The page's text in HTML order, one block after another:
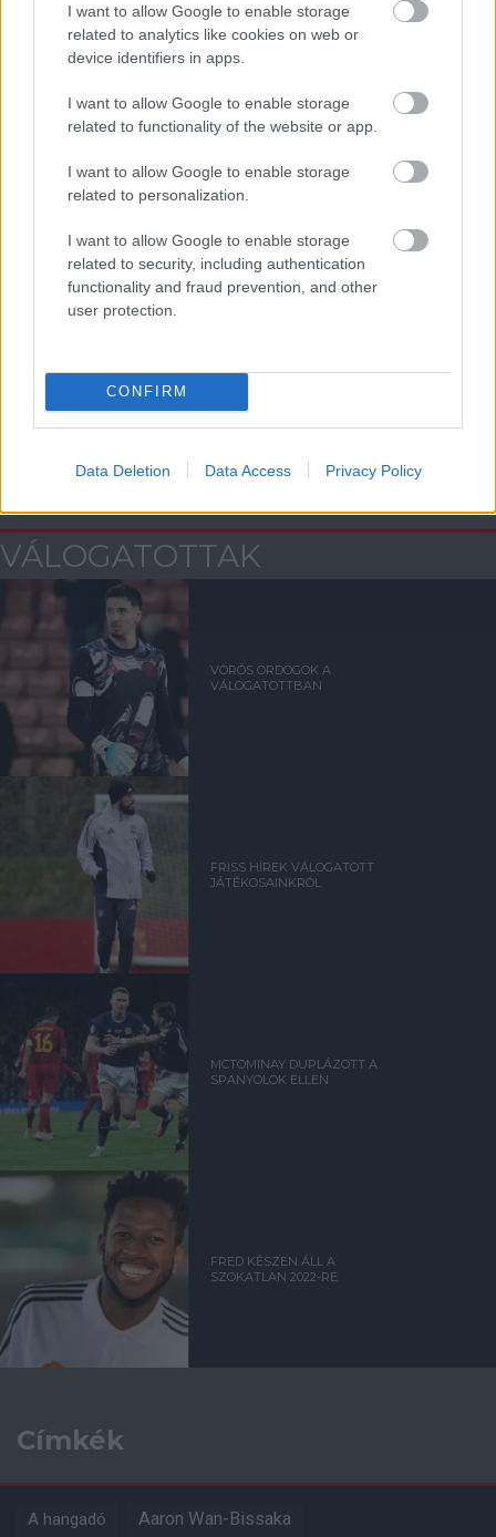
I want to allow Google to enable storage
related to analytics like cookies on web or
device identifiers in apps.
I want to allow Google to enable storage
related to functionality of the website or app.
I want to allow Google to enable storage
related to personalization.
I want to allow Google to enable storage
related to security, including authentication
functionality and fraud prevention, and other
user protection.
CONFIRM
Data Deletion Data Access Privacy Policy
Manchester United
Támogasd adományoddal
a ManUtdFanatics.hu működését!
Kapcsolódó hírek
VÁLOGATOTTAK
VÖRÖS ÖRDÖGÖK A
VÁLOGATOTTBAN
FRISS HÍREK VÁLOGATOTT
JÁTÉKOSAINKRÓL
MCTOMINAY DUPLÁZOTT A
SPANYOLOK ELLEN
FRED KÉSZEN ÁLL A
SZOKATLAN 2022-RE
Címkék
A hangadó Aaron Wan-Bissaka